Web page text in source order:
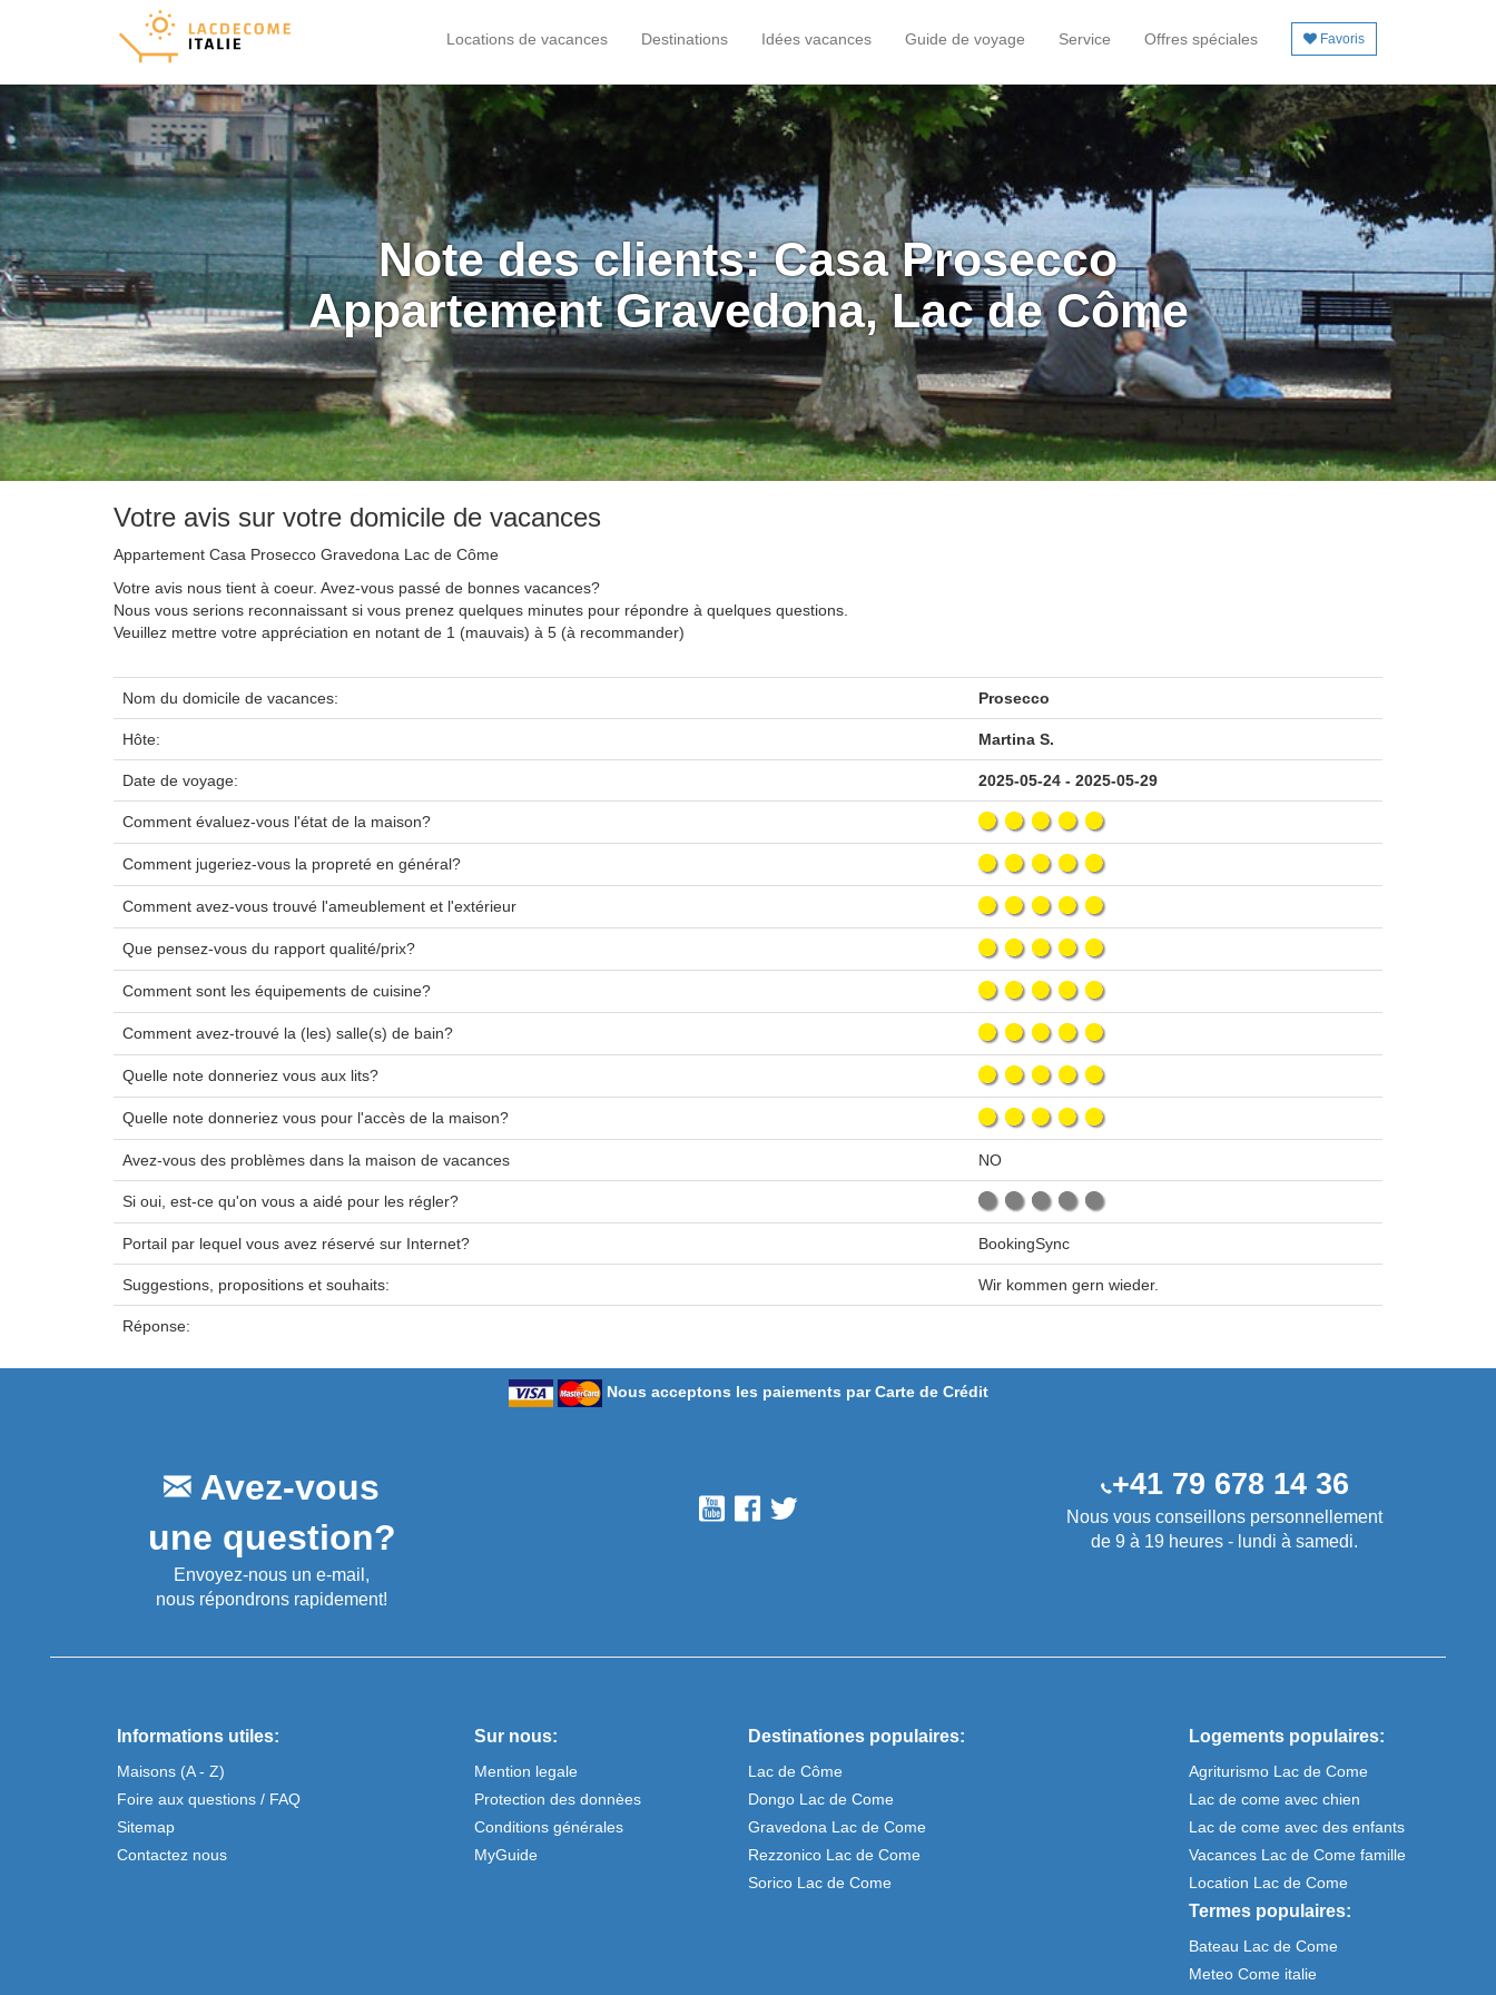
Locations de vacances Destinations Idées vacances Guide de voyage Service Offres spéciales Favoris
Note des clients: Casa Prosecco
Appartement Gravedona, Lac de Côme
Votre avis sur votre domicile de vacances
Appartement Casa Prosecco Gravedona Lac de Côme
Votre avis nous tient à coeur. Avez-vous passé de bonnes vacances?
Nous vous serions reconnaissant si vous prenez quelques minutes pour répondre à quelques questions.
Veuillez mettre votre appréciation en notant de 1 (mauvais) à 5 (à recommander)
Nom du domicile de vacances: Prosecco
Hôte: Martina S.
Date de voyage: 2025-05-24 - 2025-05-29
Comment évaluez-vous l'état de la maison?
Comment jugeriez-vous la propreté en général?
Comment avez-vous trouvé l'ameublement et l'extérieur
Que pensez-vous du rapport qualité/prix?
Comment sont les équipements de cuisine?
Comment avez-trouvé la (les) salle(s) de bain?
Quelle note donneriez vous aux lits?
Quelle note donneriez vous pour l'accès de la maison?
Avez-vous des problèmes dans la maison de vacances NO
Si oui, est-ce qu'on vous a aidé pour les régler?
Portail par lequel vous avez réservé sur Internet? BookingSync
Suggestions, propositions et souhaits: Wir kommen gern wieder.
Réponse:
Nous acceptons les paiements par Carte de Crédit
Avez-vous
une question?
Envoyez-nous un e-mail,
nous répondrons rapidement!
+41 79 678 14 36
Nous vous conseillons personnellement
de 9 à 19 heures - lundi à samedi.
Informations utiles:
Maisons (A - Z)
Foire aux questions / FAQ
Sitemap
Contactez nous
Sur nous:
Mention legale
Protection des donnèes
Conditions générales
MyGuide
Destinationes populaires:
Lac de Côme
Dongo Lac de Come
Gravedona Lac de Come
Rezzonico Lac de Come
Sorico Lac de Come
Logements populaires:
Agriturismo Lac de Come
Lac de come avec chien
Lac de come avec des enfants
Vacances Lac de Come famille
Location Lac de Come
Termes populaires:
Bateau Lac de Come
Meteo Come italie